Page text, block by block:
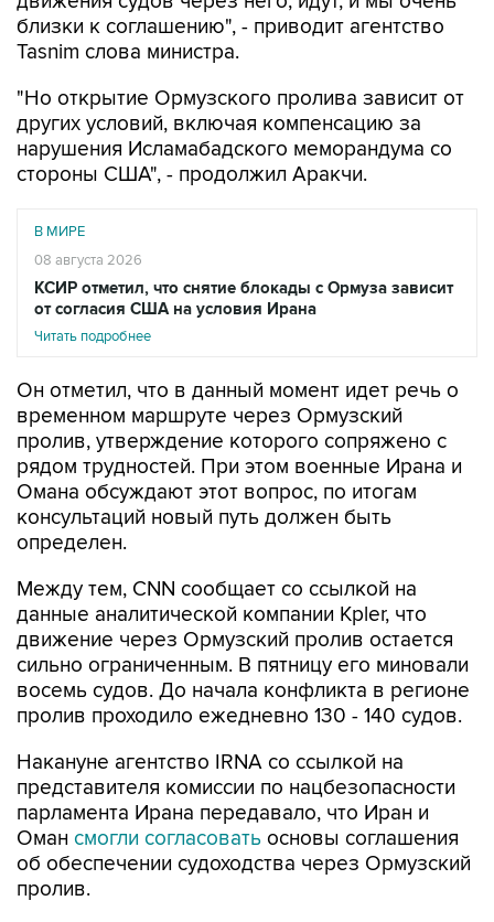
близки к соглашению", - приводит агентство
Tasnim слова министра.
"Но открытие Ормузского пролива зависит от
других условий, включая компенсацию за
нарушения Исламабадского меморандума со
стороны США", - продолжил Аракчи.
В МИРЕ
08 августа 2026
КСИР отметил, что снятие блокады с Ормуза зависит
от согласия США на условия Ирана
Читать подробнее
Он отметил, что в данный момент идет речь о
временном маршруте через Ормузский
пролив, утверждение которого сопряжено с
рядом трудностей. При этом военные Ирана и
Омана обсуждают этот вопрос, по итогам
консультаций новый путь должен быть
определен.
Между тем, CNN сообщает со ссылкой на
данные аналитической компании Kpler, что
движение через Ормузский пролив остается
сильно ограниченным. В пятницу его миновали
восемь судов. До начала конфликта в регионе
пролив проходило ежедневно 130 - 140 судов.
Накануне агентство IRNA со ссылкой на
представителя комиссии по нацбезопасности
парламента Ирана передавало, что Иран и
Оман смогли согласовать основы соглашения
об обеспечении судоходства через Ормузский
пролив.